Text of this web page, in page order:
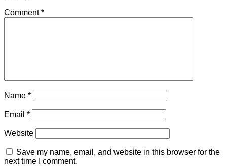
Comment*
Name *
Email *
Website
Save my name, email, and website in this browser for the
next time I comment.